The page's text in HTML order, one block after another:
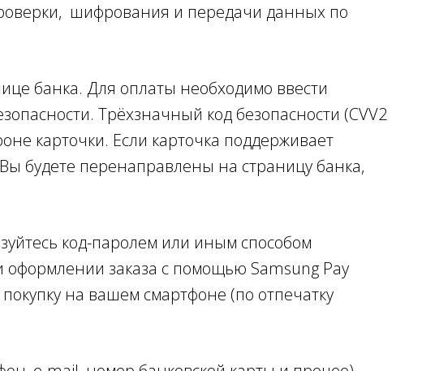
шифрования и передачи данных по
банка. Для оплаты необходимо ввести
Трёхзначный код безопасности (CVV2
карточки. Если карточка поддерживает
будете перенаправлены на страницу банка,
код-паролем или иным способом
оформлении заказа с помощью Samsung Pay
на вашем смартфоне (по отпечатку